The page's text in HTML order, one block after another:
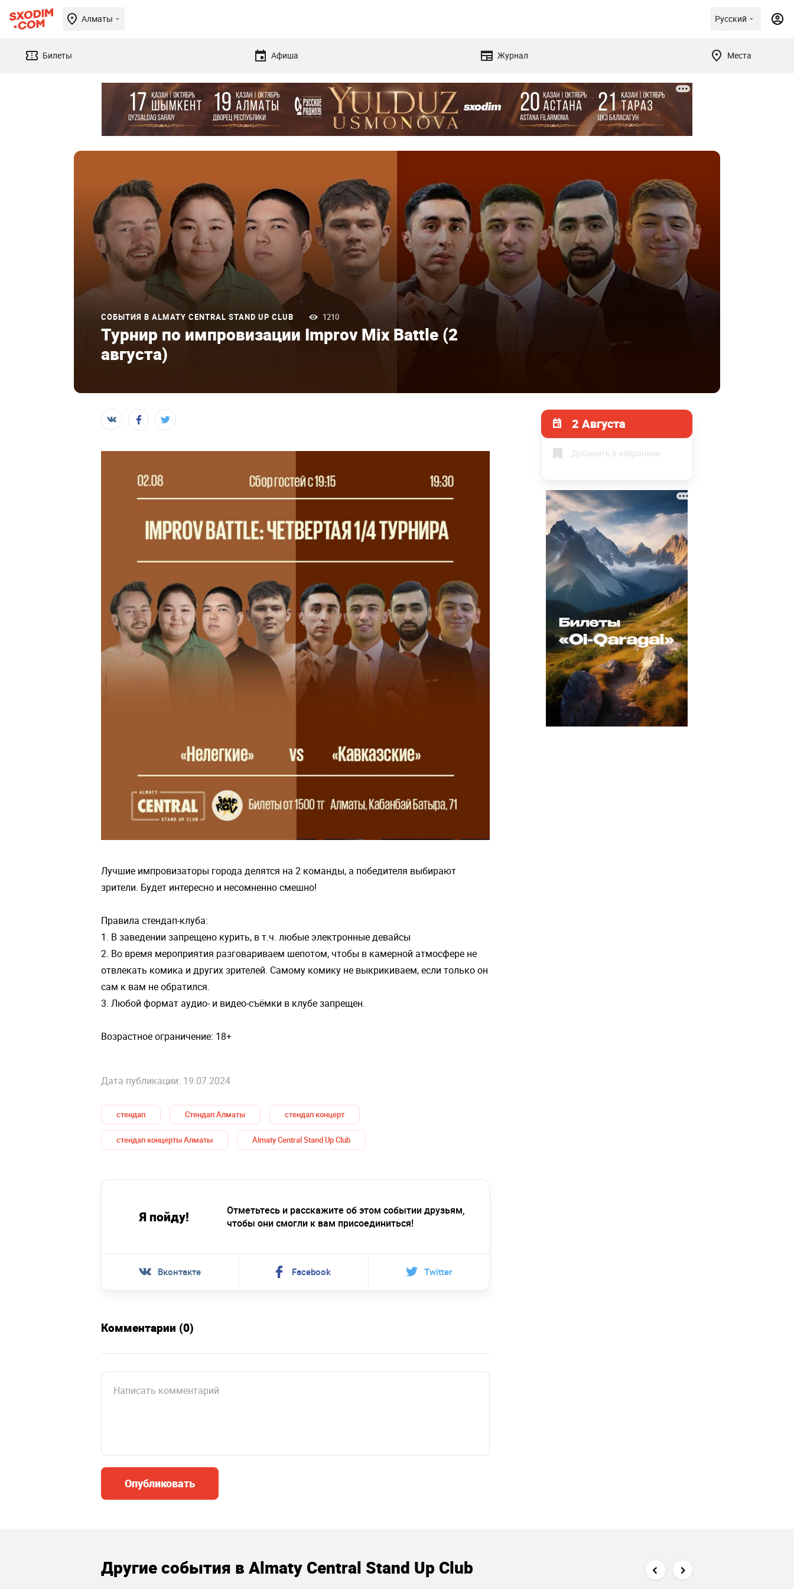
Алматы Русский
Билеты Афиша Журнал Места
СОБЫТИЯ В ALMATY CENTRAL STAND UP CLUB 1210
Турнир по импровизации Improv Mix Battle (2
августа)
2 Августа
Добавить в избранное
Лучшие импровизаторы города делятся на 2 команды, а победителя выбирают
зрители. Будет интересно и несомненно смешно!
Правила стендап-клуба:
1. В заведении запрещено курить, в т.ч. любые электронные девайсы
2. Во время мероприятия разговариваем шепотом, чтобы в камерной атмосфере не
отвлекать комика и других зрителей. Самому комику не выкрикиваем, если только он
сам к вам не обратился.
3. Любой формат аудио- и видео-съёмки в клубе запрещен.
Возрастное ограничение: 18+
Дата публикации: 19.07.2024
стендап Стендап Алматы стендап концерт
стендап концерты Алматы Almaty Central Stand Up Club
Я пойду!
Отметьтесь и расскажите об этом событии друзьям,
чтобы они смогли к вам присоединиться!
Вконтакте Facebook Twitter
Комментарии (0)
Опубликовать
Другие события в Almaty Central Stand Up Club